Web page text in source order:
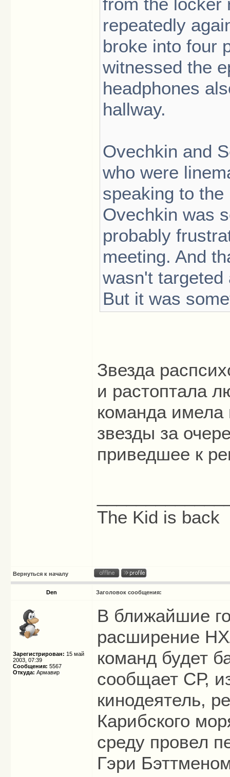
repeatedly
broke into four
witnessed the
headphones
hallway.
Ovechkin and
who were
speaking to
Ovechkin was
probably
meeting. And
wasn't targeted
But it was
Звезда
и растоптала
команда имела
звезды за
приведшее к
The Kid is back
Вернуться к началу
Den Заголовок сообщения:
Зарегистрирован: 15 май
2003, 07:39
Сообщения: 5567
Откуда: Армавир
В ближайшие
расширение
команд будет
сообщает СР,
кинодеятель,
Карибского
среду провел
Гэри